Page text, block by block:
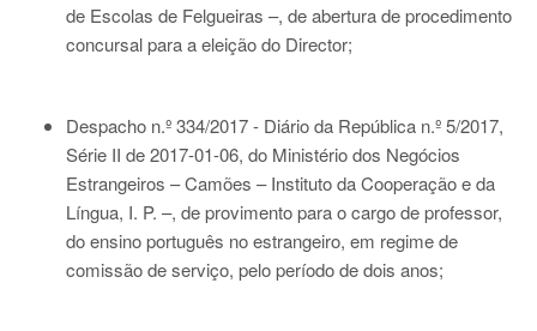
de Escolas de Felgueiras –, de abertura de procedimento
concursal para a eleição do Director;
Despacho n.º 334/2017 - Diário da República n.º 5/2017,
Série II de 2017-01-06, do Ministério dos Negócios
Estrangeiros – Camões – Instituto da Cooperação e da
Língua, I. P. –, de provimento para o cargo de professor,
do ensino português no estrangeiro, em regime de
comissão de serviço, pelo período de dois anos;